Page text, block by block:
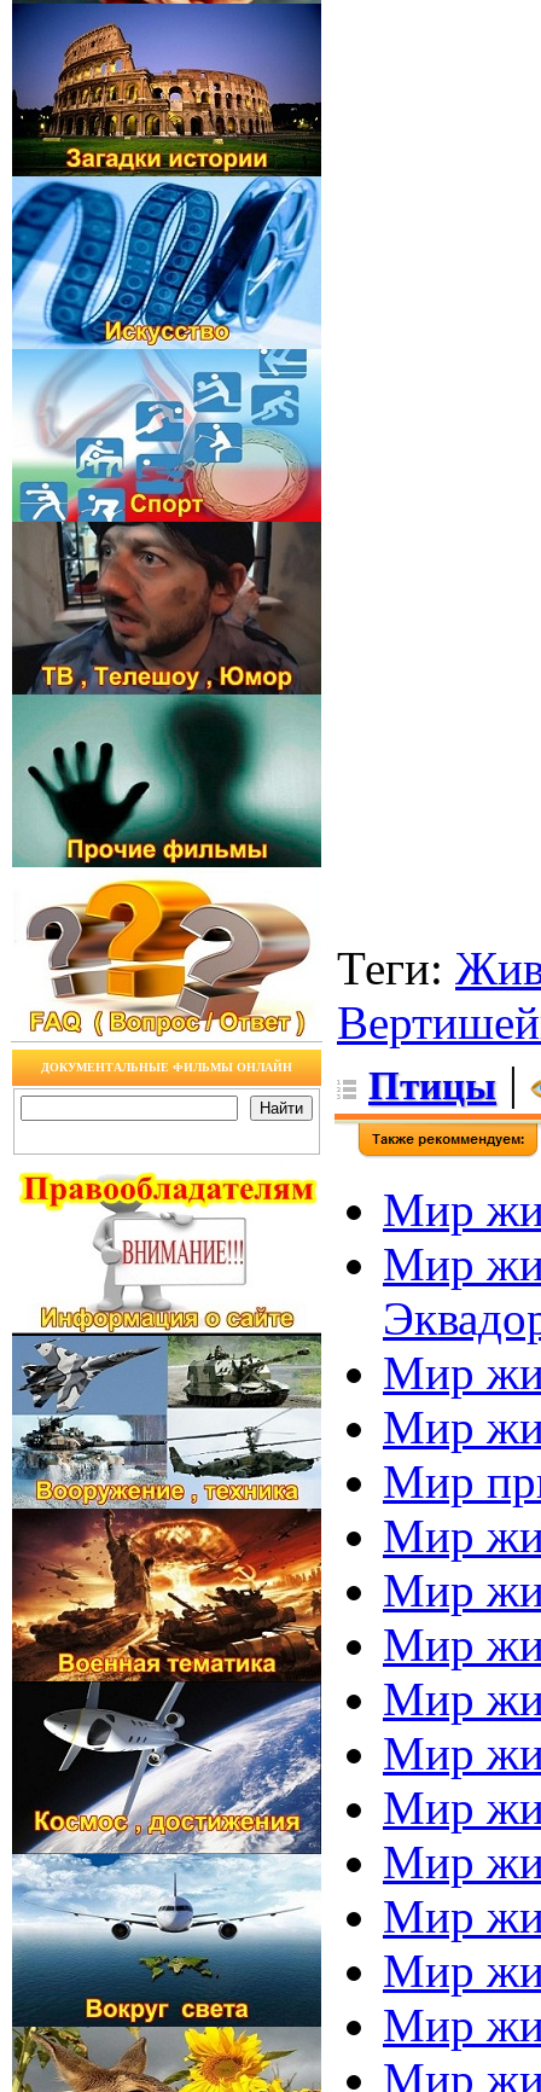
ДОКУМЕНТАЛЬНЫЕ ФИЛЬМЫ ОНЛАЙН
Теги:
Птицы |
Мир
Мир
Мир
Мир
Мир
Мир
Мир
Мир
Мир
Мир
Мир
Мир
Мир
Мир
Мир
Мир